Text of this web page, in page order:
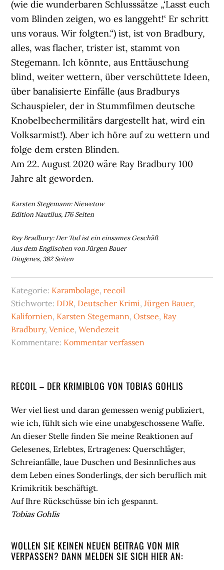
(wie die wunderbaren Schlusssätze „‘Lasst euch
vom Blinden zeigen, wo es langgeht!‘ Er schritt
uns voraus. Wir folgten.“) ist, ist von Bradbury,
alles, was flacher, trister ist, stammt von
Stegemann. Ich könnte, aus Enttäuschung
blind, weiter wettern, über verschüttete Ideen,
über banalisierte Einfälle (aus Bradburys
Schauspieler, der in Stummfilmen deutsche
Knobelbechermilitärs dargestellt hat, wird ein
Volksarmist!). Aber ich höre auf zu wettern und
folge dem ersten Blinden.
Am 22. August 2020 wäre Ray Bradbury 100
Jahre alt geworden.
Karsten Stegemann: Niewetow
Edition Nautilus, 176 Seiten
Ray Bradbury: Der Tod ist ein einsames Geschäft
Aus dem Englischen von Jürgen Bauer
Diogenes, 382 Seiten
Kategorie: Karambolage,recoil
Stichworte: DDR, Deutscher Krimi,Jürgen Bauer,
Kalifornien, Karsten Stegemann,Ostsee, Ray
Bradbury,Venice,Wendezeit
Kommentare: Kommentar verfassen
Seitenspalte
RECOIL – DER KRIMIBLOG VON TOBIAS GOHLIS
Wer viel liest und daran gemessen wenig publiziert,
wie ich, fühlt sich wie eine unabgeschossene Waffe.
An dieser Stelle finden Sie meine Reaktionen auf
Gelesenes, Erlebtes, Ertragenes: Querschläger,
Schreianfälle, laue Duschen und Besinnliches aus
dem Leben eines Sonderlings, der sich beruflich mit
Krimikritik beschäftigt.
Auf Ihre Rückschüsse bin ich gespannt.
Tobias Gohlis
WOLLEN SIE KEINEN NEUEN BEITRAG VON MIR
VERPASSEN? DANN MELDEN SIE SICH HIER AN: